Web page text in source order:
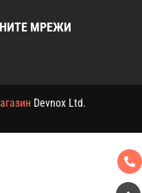
МРЕЖИ
Devnox Ltd.